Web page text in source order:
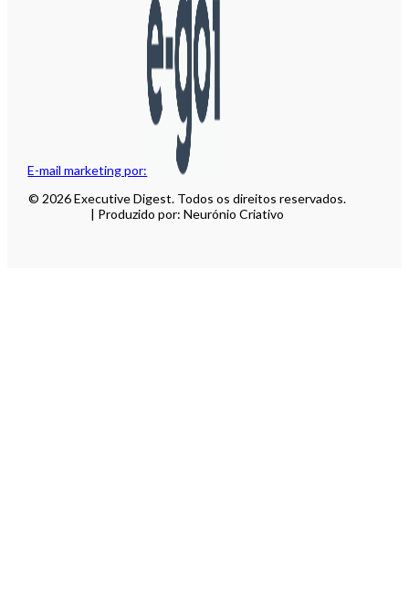
E-mail marketing por:
© 2026 Executive Digest. Todos os direitos reservados.
| Produzido por: Neurónio Criativo